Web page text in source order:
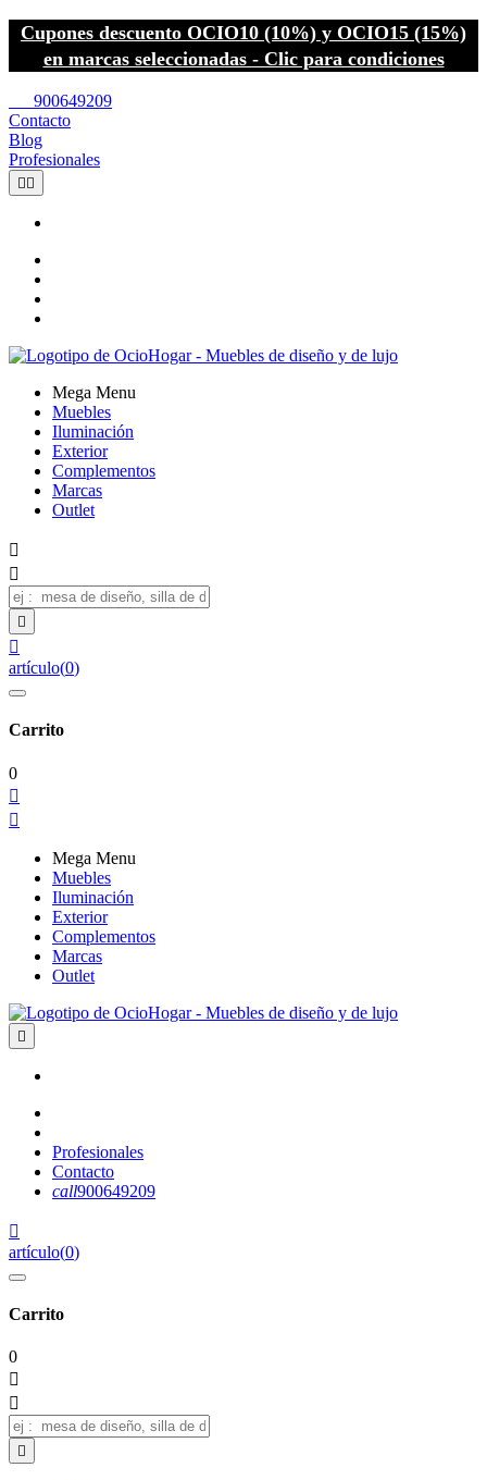
Cupones descuento OCIO10 (10%) y OCIO15 (15%)
en marcas seleccionadas - Clic para condiciones
900649209
Contacto
Blog
Profesionales
 
Mega Menu
Muebles
Iluminación
Exterior
Complementos
Marcas
Outlet




artículo(0)
Carrito
0


Mega Menu
Muebles
Iluminación
Exterior
Complementos
Marcas
Outlet

Profesionales
Contacto
call900649209

artículo(0)
Carrito
0


